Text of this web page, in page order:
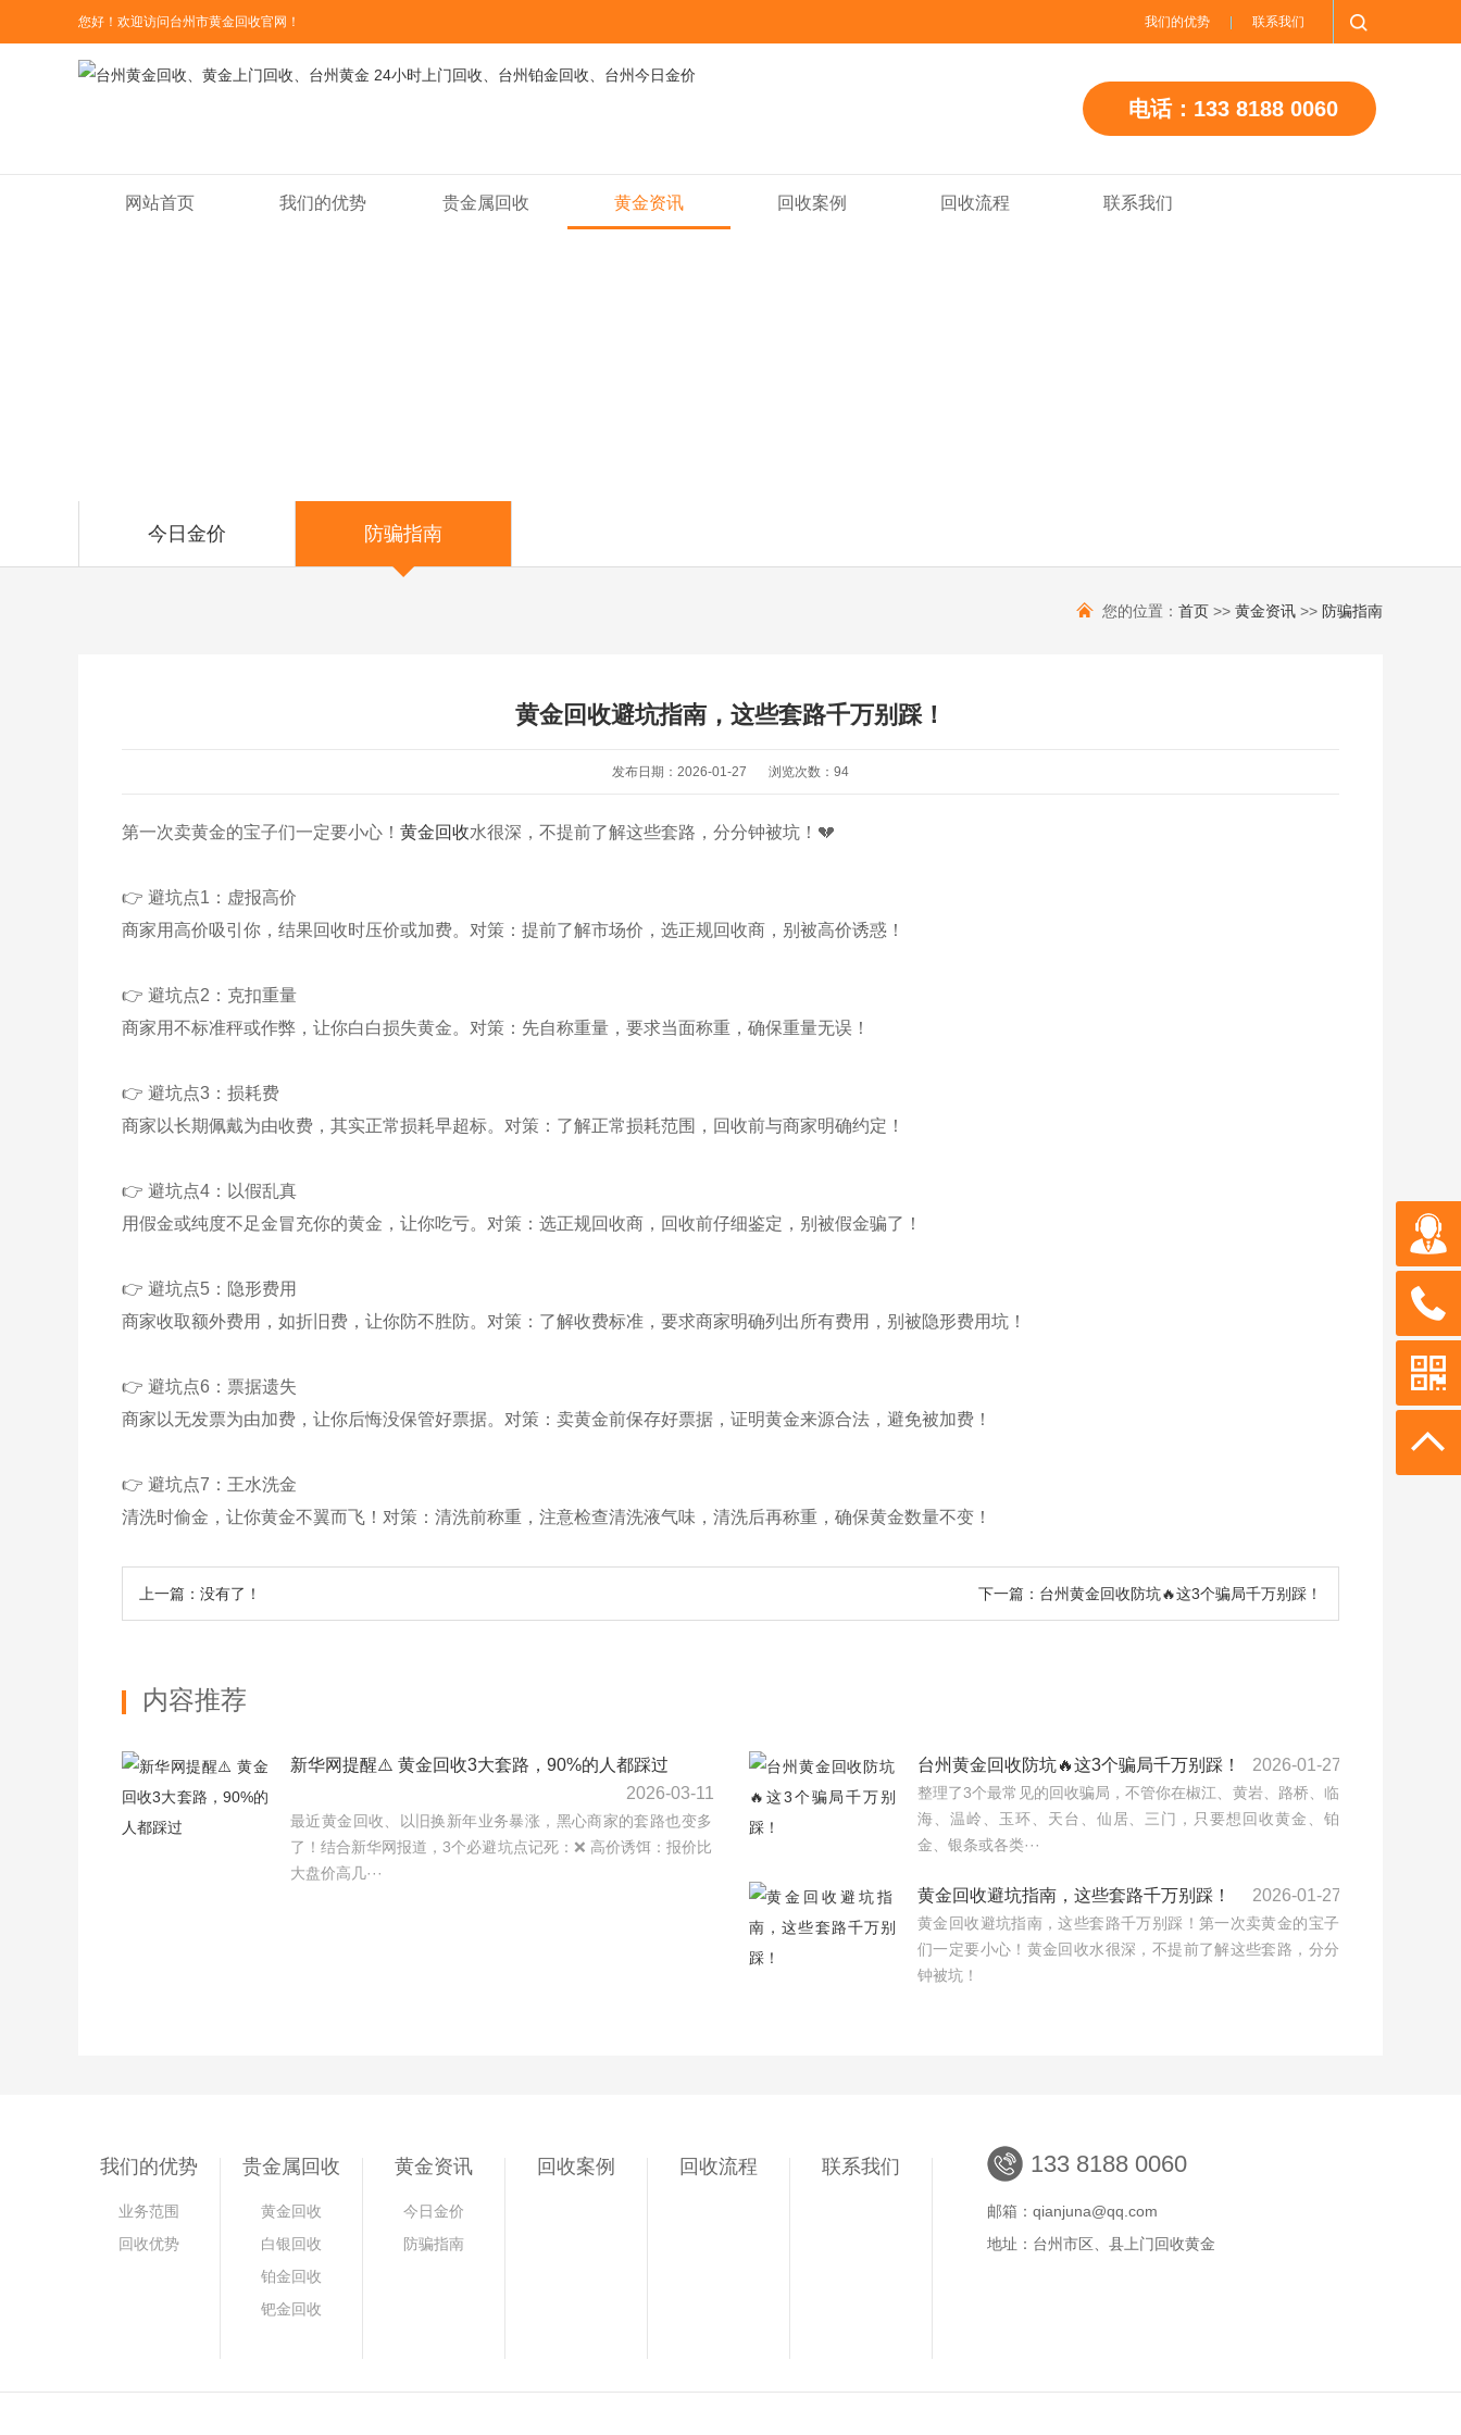
您好！欢迎访问台州市黄金回收官网！ 我们的优势 联系我们
电话：133 8188 0060
网站首页 我们的优势 贵金属回收 黄金资讯 回收案例 回收流程 联系我们
今日金价 防骗指南
您的位置： 首页 >> 黄金资讯 >> 防骗指南
黄金回收避坑指南，这些套路千万别踩！
发布日期：2026-01-27 浏览次数： 94
第一次卖黄金的宝子们一定要小心！ 黄金回收水很深，不提前了解这些套路，分分钟被坑！💔
👉 避坑点1：虚报高价
商家用高价吸引你，结果回收时压价或加费。对策：提前了解市场价，选正规回收商，别被高价诱惑！
👉 避坑点2：克扣重量
商家用不标准秤或作弊，让你白白损失黄金。对策：先自称重量，要求当面称重，确保重量无误！
👉 避坑点3：损耗费
商家以长期佩戴为由收费，其实正常损耗早超标。对策：了解正常损耗范围，回收前与商家明确约定！
👉 避坑点4：以假乱真
用假金或纯度不足金冒充你的黄金，让你吃亏。对策：选正规回收商，回收前仔细鉴定，别被假金骗了！
👉 避坑点5：隐形费用
商家收取额外费用，如折旧费，让你防不胜防。对策：了解收费标准，要求商家明确列出所有费用，别被隐形费用坑！
👉 避坑点6：票据遗失
商家以无发票为由加费，让你后悔没保管好票据。对策：卖黄金前保存好票据，证明黄金来源合法，避免被加费！
👉 避坑点7：王水洗金
清洗时偷金，让你黄金不翼而飞！对策：清洗前称重，注意检查清洗液气味，清洗后再称重，确保黄金数量不变！
上一篇：没有了！ 下一篇：台州黄金回收防坑🔥这3个骗局千万别踩！
内容推荐
新华网提醒⚠️ 黄金回收3大套路，90%的人都踩过
2026-03-11
最近黄金回收、以旧换新年业务暴涨，黑心商家的套路也变多
了！结合新华网报道，3个必避坑点记死：❌ 高价诱饵：报价比
大盘价高几···
台州黄金回收防坑🔥这3个骗局千万别踩！ 2026-01-27
整理了3个最常见的回收骗局，不管你在椒江、黄岩、路桥、临
海、温岭、玉环、天台、仙居、三门，只要想回收黄金、铂
金、银条或各类···
黄金回收避坑指南，这些套路千万别踩！ 2026-01-27
黄金回收避坑指南，这些套路千万别踩！第一次卖黄金的宝子
们一定要小心！黄金回收水很深，不提前了解这些套路，分分
钟被坑！
我们的优势
业务范围
回收优势
贵金属回收
黄金回收
白银回收
铂金回收
钯金回收
黄金资讯
今日金价
防骗指南
回收案例 回收流程 联系我们 133 8188 0060
邮箱：qianjuna@qq.com
地址：台州市区、县上门回收黄金